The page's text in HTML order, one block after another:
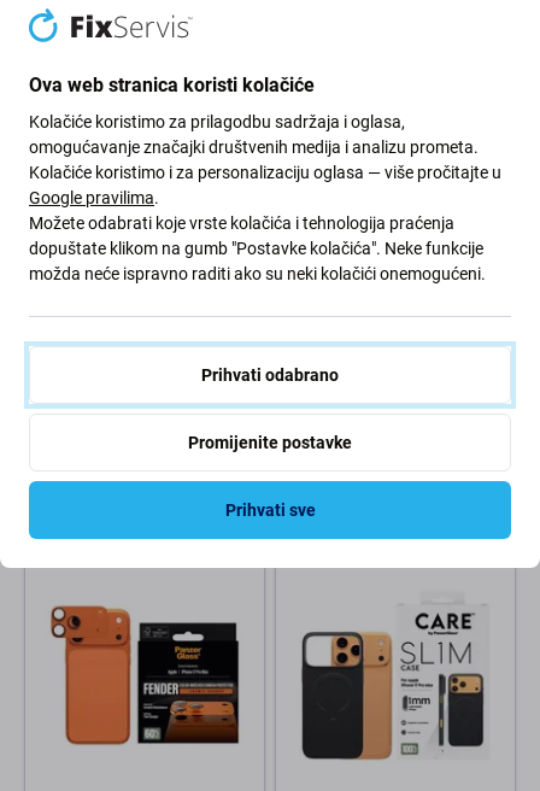
s aplikatorom za iPhone 17
Pro Max, Crna, PanzerGlass
Vanjsko skladište Vanjsko skladište
Zaštita objektiva Fender za
25,36 €
PanzerGlass
Zaštita objektiva Fender za
PanzerGlass
25,36 €
NA ČEKANJU
Ova web stranica koristi kolačiće
Kolačiće koristimo za prilagodbu sadržaja i oglasa,
omogućavanje značajki društvenih medija i analizu prometa.
Kolačiće koristimo i za personalizaciju oglasa — više pročitajte u
Google pravilima.
Možete odabrati koje vrste kolačića i tehnologija praćenja
dopuštate klikom na gumb "Postavke kolačića". Neke funkcije
možda neće ispravno raditi ako su neki kolačići onemogućeni.
Prihvati odabrano
Promijenite postavke
Prihvati sve